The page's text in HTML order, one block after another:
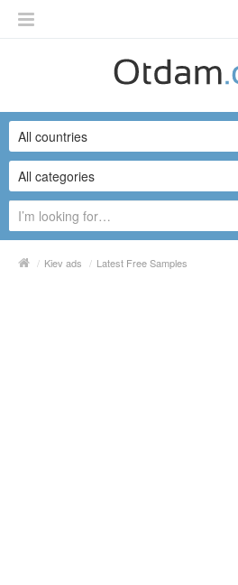
English
Русский
Українська
All categories
All countries
/ Kiev ads / Latest Free Samples